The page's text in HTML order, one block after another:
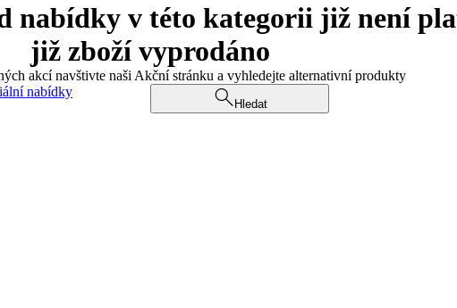
nabídky v této kategorii již není
již zboží vyprodáno
akcí navštivte naši Akční stránku a vyhledejte alternativní produkty
nabídky
Hledat